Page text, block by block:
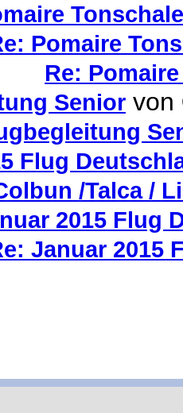
Pomaire
Re:
Senior von
Flug
/Talca /
2015 Flug
Januar 2015